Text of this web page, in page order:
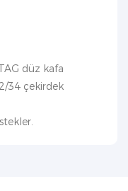
düz kafa
34 çekirdek